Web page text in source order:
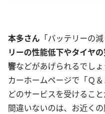
本多さん 「バッテリーの
リーの性能低下やタイヤ
響などがあげられるでし
カーホームページで「Ｑ
どのサービスを受けるこ
間違いないのは、お近く